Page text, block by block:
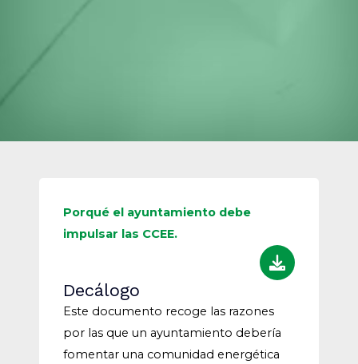
Porqué el ayuntamiento debe
impulsar las CCEE.
Decálogo
Este documento recoge las razones
por las que un ayuntamiento debería
fomentar una comunidad energética